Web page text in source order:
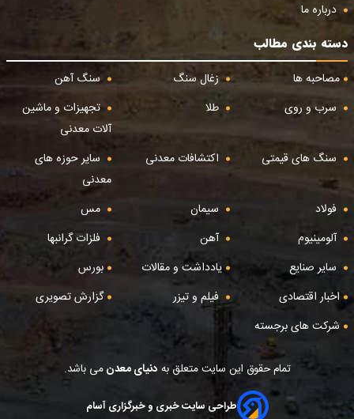
درباره ما
دسته بندی مطالب
مصاحبه ها
زغال سنگ
سنگ آهن
سرب و روی
طلا
تجهیزات و ماشین
آلات معدنی
سنگ های قیمتی
اکتشافات معدنی
سایر حوزه های
معدنی
فولاد
سیمان
مس
آلومینیوم
آهن
فلزات گرانبها
سایر صنایع
یادداشت و مقالات
بورس
اخبار اقتصادی
فیلم و تیزر
گزارش تصویری
شرکت های برجسته
تمام حقوق این سایت متعلق به دنیای معدنمی باشد.
طراحی سایت خبری و خبرگزاری آسام